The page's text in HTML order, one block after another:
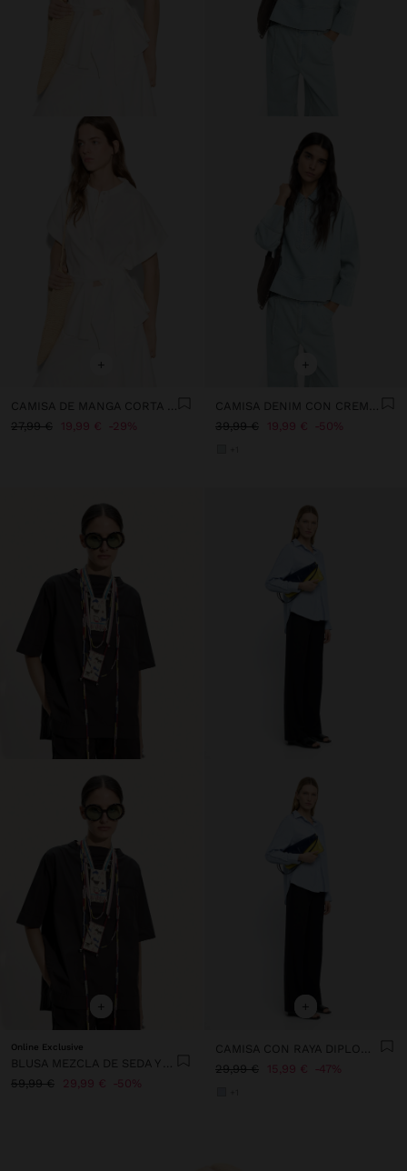
+
CAMISA DE MANGA CORTA CON NUDO
27,99 €
19,99 € 29%
+
CAMISA DENIM CON CREMALLERA
39,99 €
19,99 € 50%
+
Online Exclusive
59,99 €
29,99 € 50%
+
29,99 €
15,99 € 47%